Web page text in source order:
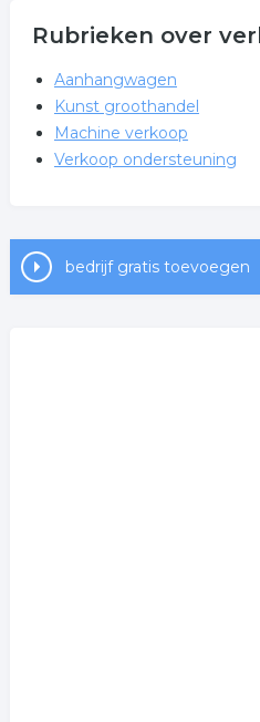
Rubrieken over
Aanhangwagen
Kunst groothandel
Machine verkoop
Verkoop ondersteuning
bedrijf gratis toevoegen